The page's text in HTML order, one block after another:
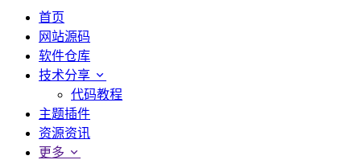
首页
网站源码
软件仓库
技术分享
代码教程
主题插件
资源资讯
更多